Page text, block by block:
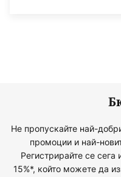
Не пропускайте най-
промоции и най-
Регистрирайте се
15%*, който можете да